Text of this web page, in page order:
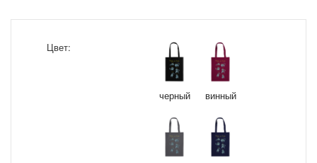
Цвет:
черный винный